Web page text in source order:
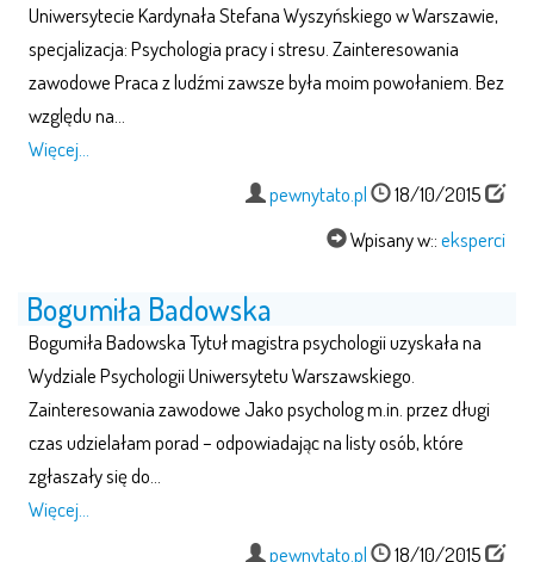
Uniwersytecie Kardynała Stefana Wyszyńskiego w Warszawie,
specjalizacja: Psychologia pracy i stresu. Zainteresowania
zawodowe Praca z ludźmi zawsze była moim powołaniem. Bez
względu na…
Więcej…
pewnytato.pl
18/10/2015
Wpisany w::eksperci
Bogumiła Badowska
Bogumiła Badowska Tytuł magistra psychologii uzyskała na
Wydziale Psychologii Uniwersytetu Warszawskiego.
Zainteresowania zawodowe Jako psycholog m.in. przez długi
czas udzielałam porad – odpowiadając na listy osób, które
zgłaszały się do…
Więcej…
pewnytato.pl
18/10/2015